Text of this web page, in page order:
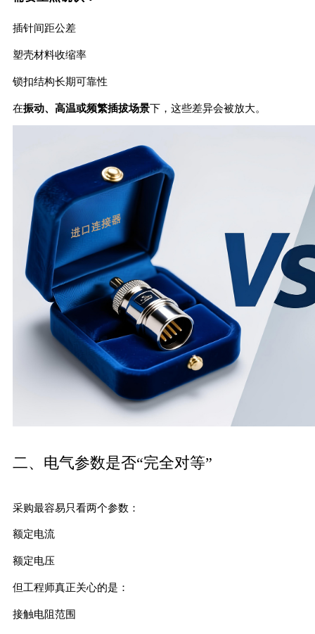
插针间距公差
塑壳材料收缩率
锁扣结构长期可靠性
在振动、高温或频繁插拔场景下，这些差异会被放大。
二、电气参数是否“完全对等”
采购最容易只看两个参数：
额定电流
额定电压
但工程师真正关心的是：
接触电阻范围